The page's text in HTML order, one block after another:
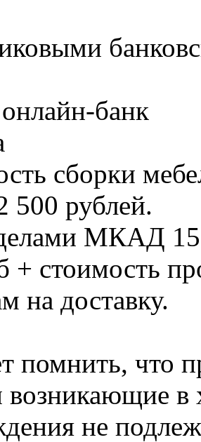
банк
сборки
500 рублей.
МКАД
+ стоимость
на доставку.
помнить, что
возникающие в
не